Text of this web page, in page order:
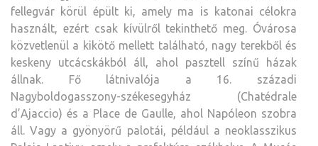
fellegvár körül épült ki, amely ma is katonai célokra
használt, ezért csak kívülről tekinthető meg. Óvárosa
közvetlenül a kikötő mellett található, nagy terekből és
keskeny utcácskákból áll, ahol pasztell színű házak
állnak. Fő látnivalója a 16. századi
Nagyboldogasszony-székesegyház (Chatédrale
d’Ajaccio) és a Place de Gaulle, ahol Napóleon szobra
áll. Vagy a gyönyörű palotái, például a neoklasszikus